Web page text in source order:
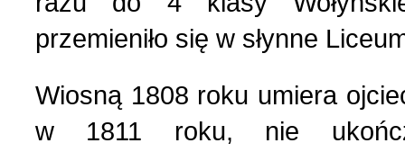
przemieniło się w słynne
Wiosną 1808 roku umiera
w 1811 roku, nie